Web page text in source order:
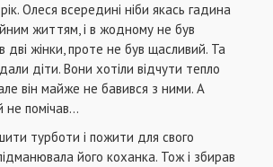
Олеся всередині ніби якась гадина
життям, і в жодному не був
дві жінки, проте не був щасливий. Та
діти. Вони хотіли відчути тепло
він майже не бавився з ними. А
не помічав…
турботи і пожити для свого
його коханка. Тож і збирав